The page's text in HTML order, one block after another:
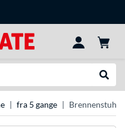
fra 5 gange Brennenstuhl